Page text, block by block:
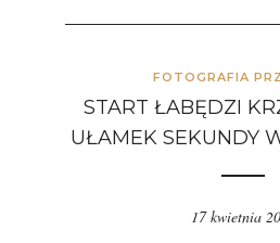
FOTOGRAFIA
START ŁABĘDZI
UŁAMEK SEKUNDY
17 kwietnia